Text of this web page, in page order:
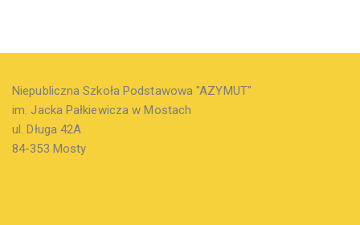
Niepubliczna Szkoła Podstawowa "AZYMUT"
im. Jacka Pałkiewicza w Mostach
ul. Długa 42A
84-353 Mosty